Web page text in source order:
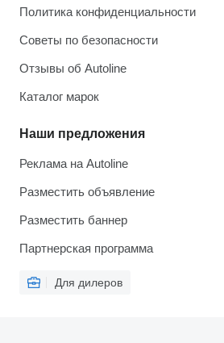
Политика конфиденциальности
Советы по безопасности
Отзывы об Autoline
Каталог марок
Наши предложения
Реклама на Autoline
Разместить объявление
Разместить баннер
Партнерская программа
Для дилеров